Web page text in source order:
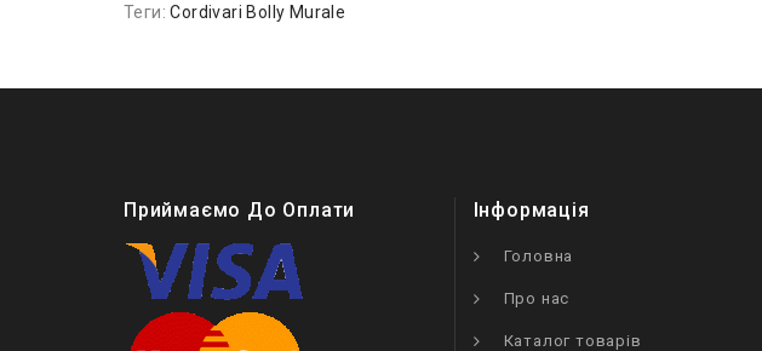
Теги:Cordivari Bolly Murale
Приймаємо До Оплати Інформація
Головна
Про нас
Каталог товарів